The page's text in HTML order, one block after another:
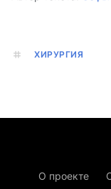
ХИРУРГИЯ
О проекте